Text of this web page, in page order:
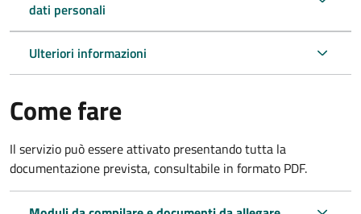
dati personali
Ulteriori informazioni
Come fare
Il servizio può essere attivato presentando tutta la
documentazione prevista, consultabile in formato PDF.